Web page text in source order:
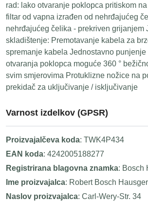
rad: lako otvaranje poklopca pritiskom
filtar od vapna izrađen od nehrđajućeg
nehrđajućeg čelika - prekriven grijanjem
skladištenje: Premotavanje kabela za
spremanje kabela Jednostavno punjenje
otvaranja poklopca moguće 360 °
svim smjerovima Protuklizne nožice na
prekidač za uključivanje / isključivanje
Varnost izdelkov (GPSR)
Proizvajalčeva koda: TWK4P434
EAN koda: 4242005188277
Registrirana blagovna znamka: Bosch
Ime proizvajalca: Robert Bosch
Naslov proizvajalca: Carl-Wery-Str. 34